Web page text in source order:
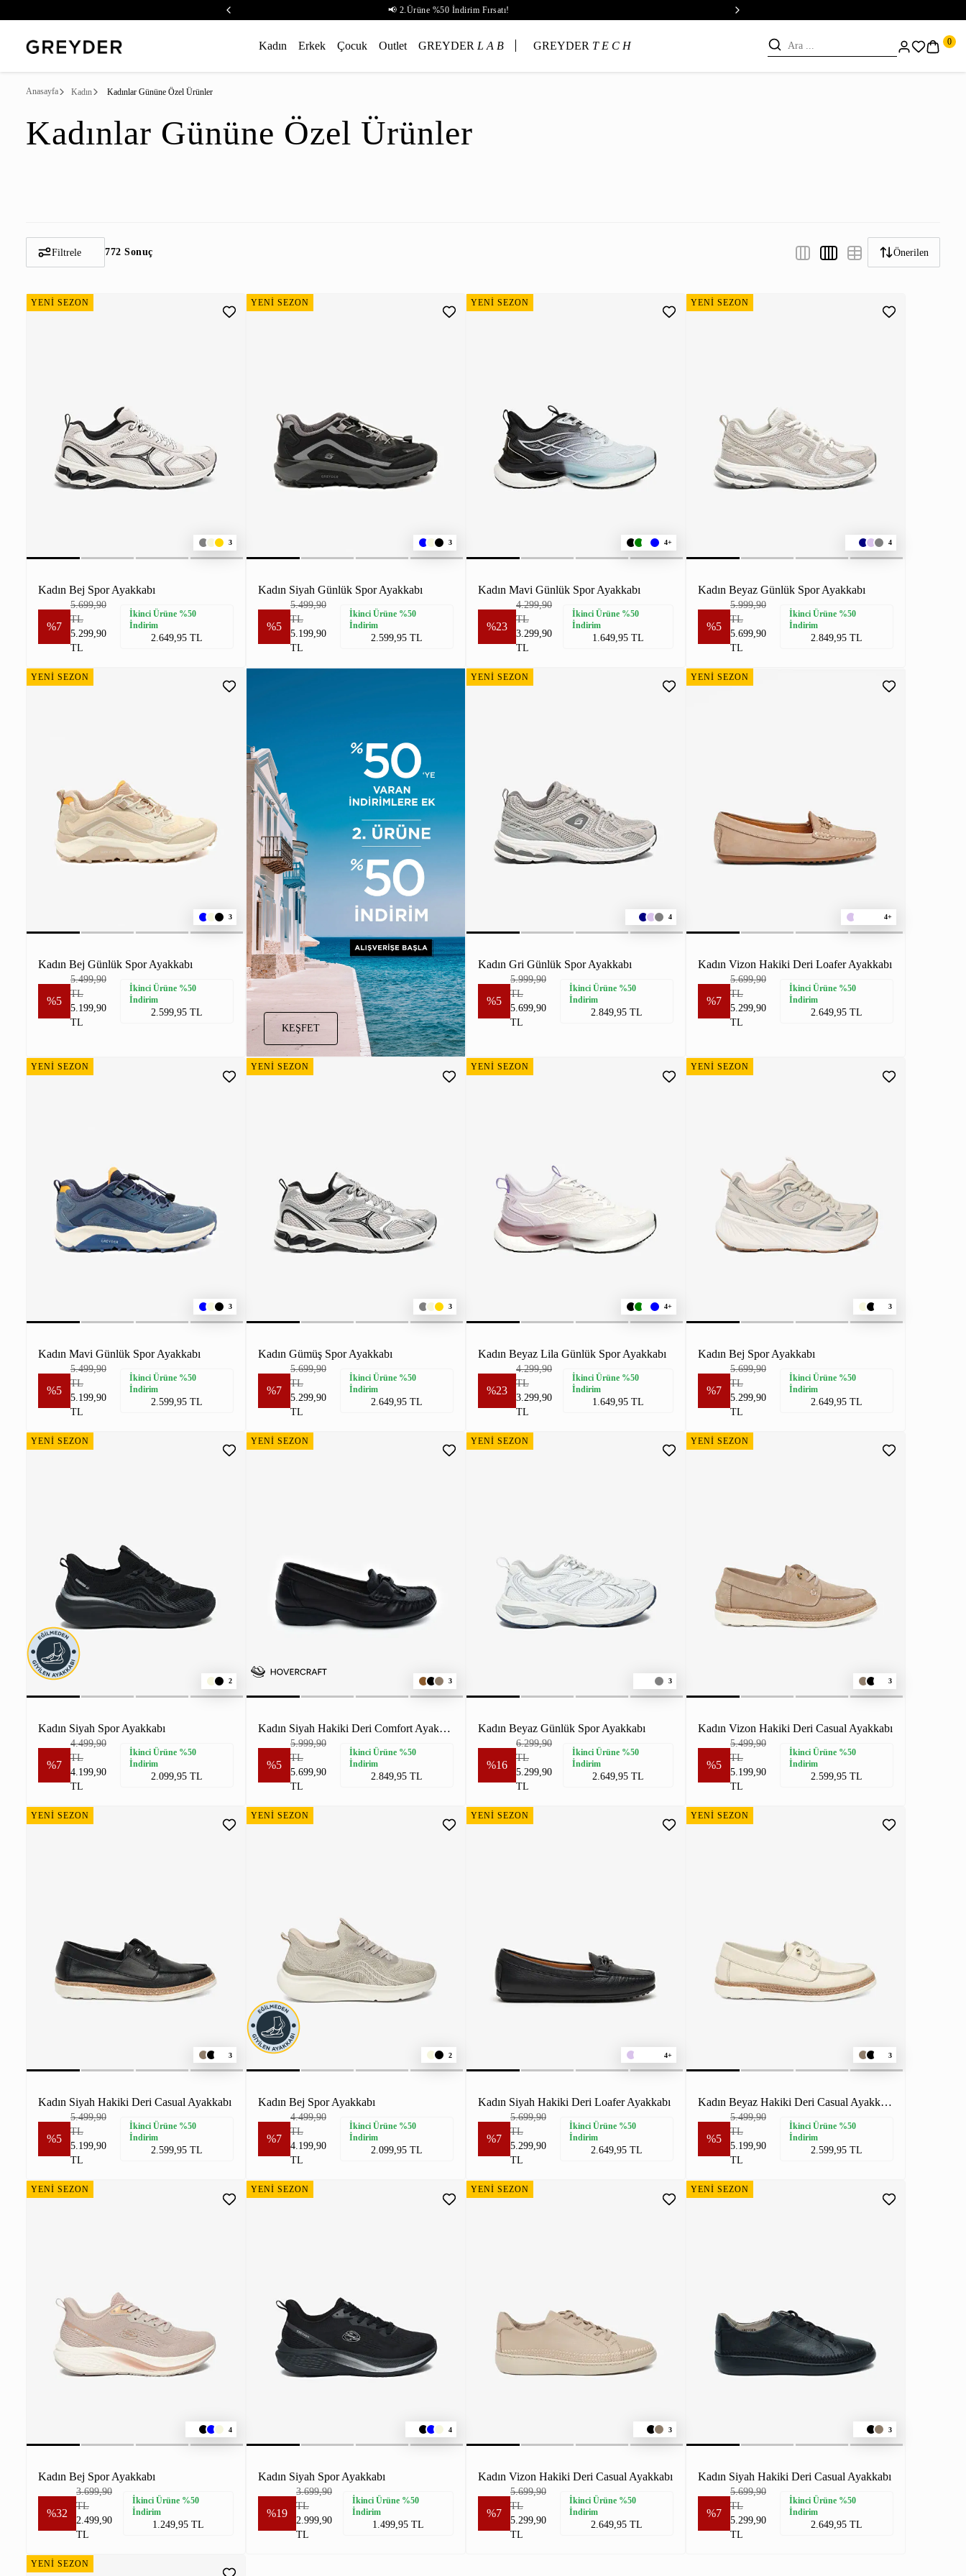
📢 2.Ürüne %50 İndirim Fırsatı!
Kadın Erkek Çocuk Outlet GREYDER L A B GREYDER T E C H 0
Anasayfa Kadın Kadınlar Gününe Özel Ürünler
Kadınlar Gününe Özel Ürünler
Filtrele 772 Sonuç Önerilen
YENİ SEZON
3
Kadın Bej Spor Ayakkabı
%7
5.699,90
TL
5.299,90
TL
İkinci Ürüne %50
İndirim
2.649,95 TL
YENİ SEZON
3
Kadın Siyah Günlük Spor Ayakkabı
%5
5.499,90
TL
5.199,90
TL
İkinci Ürüne %50
İndirim
2.599,95 TL
YENİ SEZON
4+
Kadın Mavi Günlük Spor Ayakkabı
%23
4.299,90
TL
3.299,90
TL
İkinci Ürüne %50
İndirim
1.649,95 TL
YENİ SEZON
4
Kadın Beyaz Günlük Spor Ayakkabı
%5
5.999,90
TL
5.699,90
TL
İkinci Ürüne %50
İndirim
2.849,95 TL
YENİ SEZON
3
Kadın Bej Günlük Spor Ayakkabı
%5
5.499,90
TL
5.199,90
TL
İkinci Ürüne %50
İndirim
2.599,95 TL
KEŞFET
YENİ SEZON
4
Kadın Gri Günlük Spor Ayakkabı
%5
5.999,90
TL
5.699,90
TL
İkinci Ürüne %50
İndirim
2.849,95 TL
YENİ SEZON
4+
Kadın Vizon Hakiki Deri Loafer Ayakkabı
%7
5.699,90
TL
5.299,90
TL
İkinci Ürüne %50
İndirim
2.649,95 TL
YENİ SEZON
3
Kadın Mavi Günlük Spor Ayakkabı
%5
5.499,90
TL
5.199,90
TL
İkinci Ürüne %50
İndirim
2.599,95 TL
YENİ SEZON
3
Kadın Gümüş Spor Ayakkabı
%7
5.699,90
TL
5.299,90
TL
İkinci Ürüne %50
İndirim
2.649,95 TL
YENİ SEZON
4+
Kadın Beyaz Lila Günlük Spor Ayakkabı
%23
4.299,90
TL
3.299,90
TL
İkinci Ürüne %50
İndirim
1.649,95 TL
YENİ SEZON
3
Kadın Bej Spor Ayakkabı
%7
5.699,90
TL
5.299,90
TL
İkinci Ürüne %50
İndirim
2.649,95 TL
YENİ SEZON
2
Kadın Siyah Spor Ayakkabı
%7
4.499,90
TL
4.199,90
TL
İkinci Ürüne %50
İndirim
2.099,95 TL
YENİ SEZON
3
Kadın Siyah Hakiki Deri Comfort Ayakkabı
%5
5.999,90
TL
5.699,90
TL
İkinci Ürüne %50
İndirim
2.849,95 TL
YENİ SEZON
3
Kadın Beyaz Günlük Spor Ayakkabı
%16
6.299,90
TL
5.299,90
TL
İkinci Ürüne %50
İndirim
2.649,95 TL
YENİ SEZON
3
Kadın Vizon Hakiki Deri Casual Ayakkabı
%5
5.499,90
TL
5.199,90
TL
İkinci Ürüne %50
İndirim
2.599,95 TL
YENİ SEZON
3
Kadın Siyah Hakiki Deri Casual Ayakkabı
%5
5.499,90
TL
5.199,90
TL
İkinci Ürüne %50
İndirim
2.599,95 TL
YENİ SEZON
2
Kadın Bej Spor Ayakkabı
%7
4.499,90
TL
4.199,90
TL
İkinci Ürüne %50
İndirim
2.099,95 TL
YENİ SEZON
4+
Kadın Siyah Hakiki Deri Loafer Ayakkabı
%7
5.699,90
TL
5.299,90
TL
İkinci Ürüne %50
İndirim
2.649,95 TL
YENİ SEZON
3
Kadın Beyaz Hakiki Deri Casual Ayakkabı
%5
5.499,90
TL
5.199,90
TL
İkinci Ürüne %50
İndirim
2.599,95 TL
YENİ SEZON
4
Kadın Bej Spor Ayakkabı
%32
3.699,90
TL
2.499,90
TL
İkinci Ürüne %50
İndirim
1.249,95 TL
YENİ SEZON
4
Kadın Siyah Spor Ayakkabı
%19
3.699,90
TL
2.999,90
TL
İkinci Ürüne %50
İndirim
1.499,95 TL
YENİ SEZON
3
Kadın Vizon Hakiki Deri Casual Ayakkabı
%7
5.699,90
TL
5.299,90
TL
İkinci Ürüne %50
İndirim
2.649,95 TL
YENİ SEZON
3
Kadın Siyah Hakiki Deri Casual Ayakkabı
%7
5.699,90
TL
5.299,90
TL
İkinci Ürüne %50
İndirim
2.649,95 TL
YENİ SEZON